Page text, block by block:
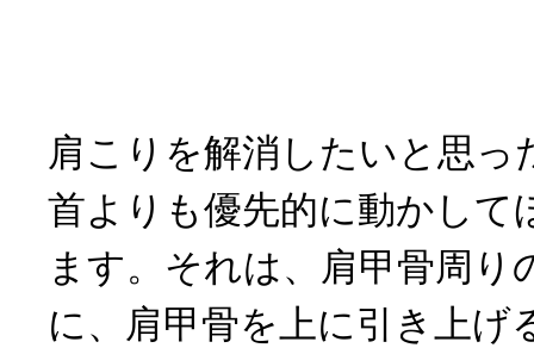
肩こりを解消したいと思っ
首よりも優先的に動かして
ます。それは、肩甲骨周り
に、肩甲骨を上に引き上げ